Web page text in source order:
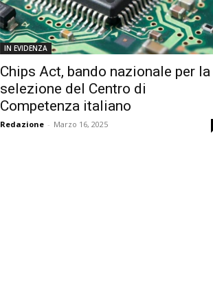
IN EVIDENZA
Chips Act, bando nazionale per la
selezione del Centro di
Competenza italiano
Redazione - Marzo 16, 2025